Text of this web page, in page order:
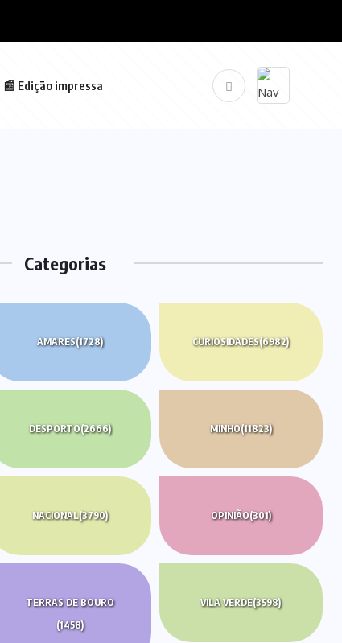
📰 Edição impressa
Categorias
AMARES(1728) CURIOSIDADES(6982)
DESPORTO(2666) MINHO(11823)
NACIONAL(3790) OPINIÃO(301)
TERRAS DE BOURO
(1458)
VILA VERDE(3598)